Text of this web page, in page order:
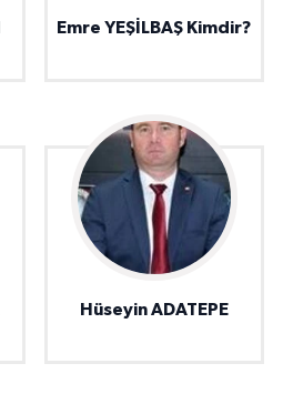
Emre YEŞİLBAŞ Kimdir?
Hüseyin ADATEPE